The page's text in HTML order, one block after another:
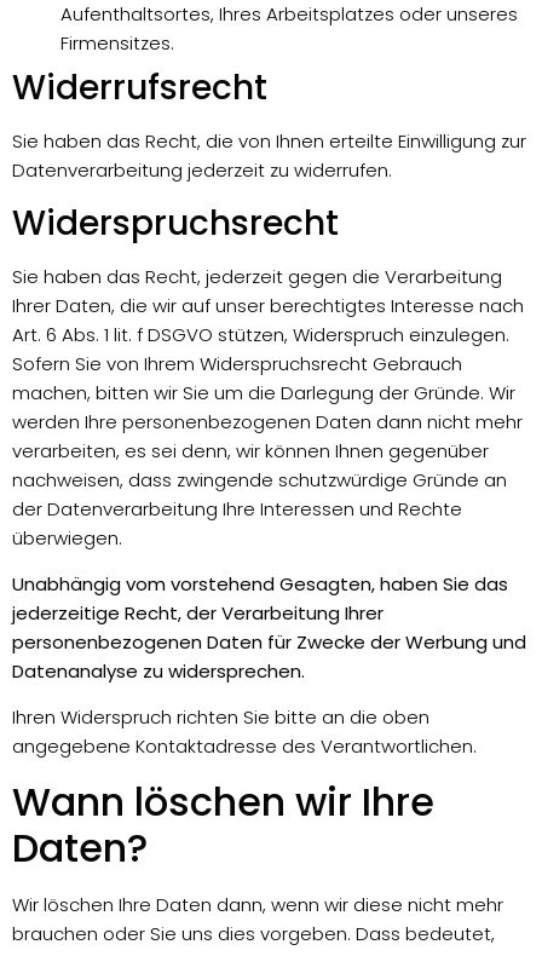
Aufenthaltsortes, Ihres Arbeitsplatzes oder unseres
Firmensitzes.
Widerrufsrecht
Sie haben das Recht, die von Ihnen erteilte Einwilligung zur
Datenverarbeitung jederzeit zu widerrufen.
Widerspruchsrecht
Sie haben das Recht, jederzeit gegen die Verarbeitung
Ihrer Daten, die wir auf unser berechtigtes Interesse nach
Art. 6 Abs. 1 lit. f DSGVO stützen, Widerspruch einzulegen.
Sofern Sie von Ihrem Widerspruchsrecht Gebrauch
machen, bitten wir Sie um die Darlegung der Gründe. Wir
werden Ihre personenbezogenen Daten dann nicht mehr
verarbeiten, es sei denn, wir können Ihnen gegenüber
nachweisen, dass zwingende schutzwürdige Gründe an
der Datenverarbeitung Ihre Interessen und Rechte
überwiegen.
Unabhängig vom vorstehend Gesagten, haben Sie das
jederzeitige Recht, der Verarbeitung Ihrer
personenbezogenen Daten für Zwecke der Werbung und
Datenanalyse zu widersprechen.
Ihren Widerspruch richten Sie bitte an die oben
angegebene Kontaktadresse des Verantwortlichen.
Wann löschen wir Ihre
Daten?
Wir löschen Ihre Daten dann, wenn wir diese nicht mehr
brauchen oder Sie uns dies vorgeben. Dass bedeutet,